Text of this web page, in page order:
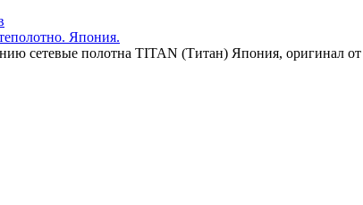
Япония.
сетевые полотна TITAN (Титан) Япония, оригинал от